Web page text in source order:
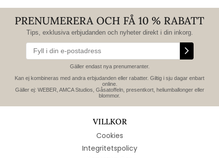
PRENUMERERA OCH FÅ 10 % RABATT
Tips, exklusiva erbjudanden och nyheter direkt i din inkorg.
Gäller endast nya prenumeranter.
Kan ej kombineras med andra erbjudanden eller rabatter. Giltig i sju dagar enbart
online.
Gäller ej: WEBER, AMCA Studios, Gåsatoffeln, presentkort, heliumballonger eller
blommor.
VILLKOR
Cookies
Integritetspolicy